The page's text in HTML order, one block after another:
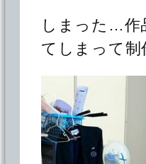
しまった…作
てしまって